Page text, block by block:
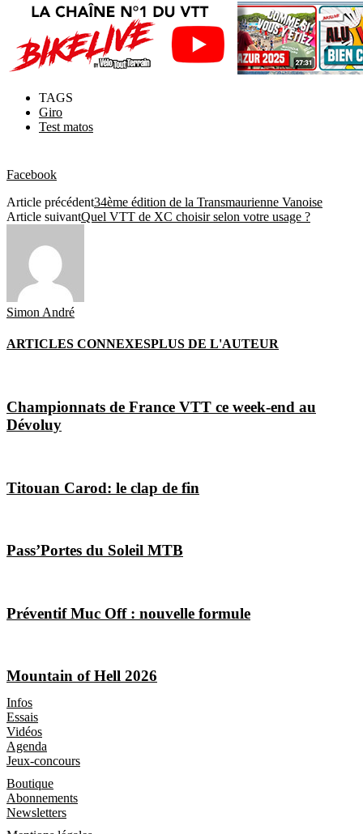
TAGS
Giro
Test matos
Facebook
Article précédent34ème édition de la Transmaurienne Vanoise
Article suivantQuel VTT de XC choisir selon votre usage ?
Simon André
ARTICLES CONNEXESPLUS DE L'AUTEUR
Championnats de France VTT ce week-end au
Dévoluy
Titouan Carod: le clap de fin
Pass’Portes du Soleil MTB
Préventif Muc Off : nouvelle formule
Mountain of Hell 2026
Infos
Essais
Vidéos
Agenda
Jeux-concours
Boutique
Abonnements
Newsletters